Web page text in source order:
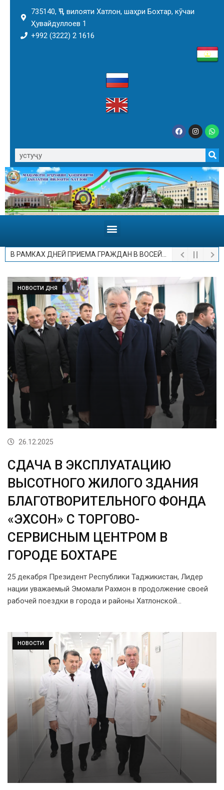
735140, ҶТ, вилояти Хатлон, шаҳри Бохтар, кӯчаи
Ҳувайдуллоев 1
+992 (3222) 2 1616
В РАМКАХ ДНЕЙ ПРИЕМА ГРАЖДАН В ВОСЕЙСКОМ РАЙОНЕ
НОВОСТИ ДНЯ
26.12.2025
СДАЧА В ЭКСПЛУАТАЦИЮ
ВЫСОТНОГО ЖИЛОГО ЗДАНИЯ
БЛАГОТВОРИТЕЛЬНОГО ФОНДА
«ЭХСОН» С ТОРГОВО-
СЕРВИСНЫМ ЦЕНТРОМ В
ГОРОДЕ БОХТАРЕ
25 декабря Президент Республики Таджикистан, Лидер
нации уважаемый Эмомали Рахмон в продолжение своей
рабочей поездки в города и районы Хатлонской…
НОВОСТИ